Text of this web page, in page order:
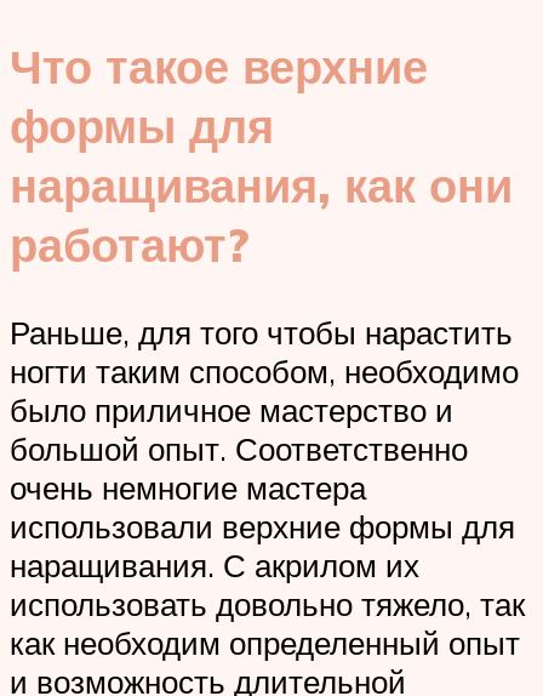
Что такое верхние
формы для
наращивания, как они
работают?
Раньше, для того чтобы нарастить
ногти таким способом, необходимо
было приличное мастерство и
большой опыт. Соответственно
очень немногие мастера
использовали верхние формы для
наращивания. С акрилом их
использовать довольно тяжело, так
как необходим определенный опыт
и возможность длительной